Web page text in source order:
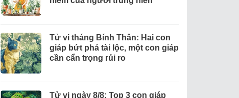
Tử vi tháng Bính Thân: Hai con
giáp bứt phá tài lộc, một con giáp
cần cẩn trọng rủi ro
Tử vi ngày 8/8: Top 3 con giáp